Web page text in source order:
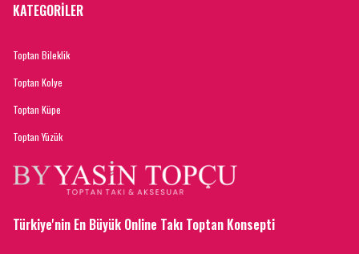
KATEGORİLER
Toptan Bileklik
Toptan Kolye
Toptan Küpe
Toptan Yüzük
Türkiye'nin En Büyük Online Takı Toptan Konsepti